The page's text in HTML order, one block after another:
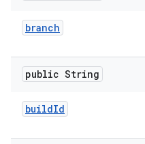
branch
public String
buildId